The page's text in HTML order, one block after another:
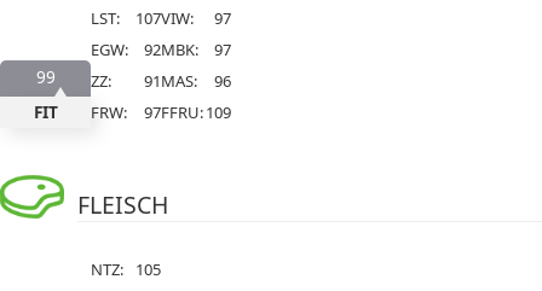
99
FIT
LST:
107
EGW:
92
ZZ:
91
FRW:
97
VIW:
97
MBK:
97
MAS:
96
FFRU:109
FLEISCH
NTZ:
105